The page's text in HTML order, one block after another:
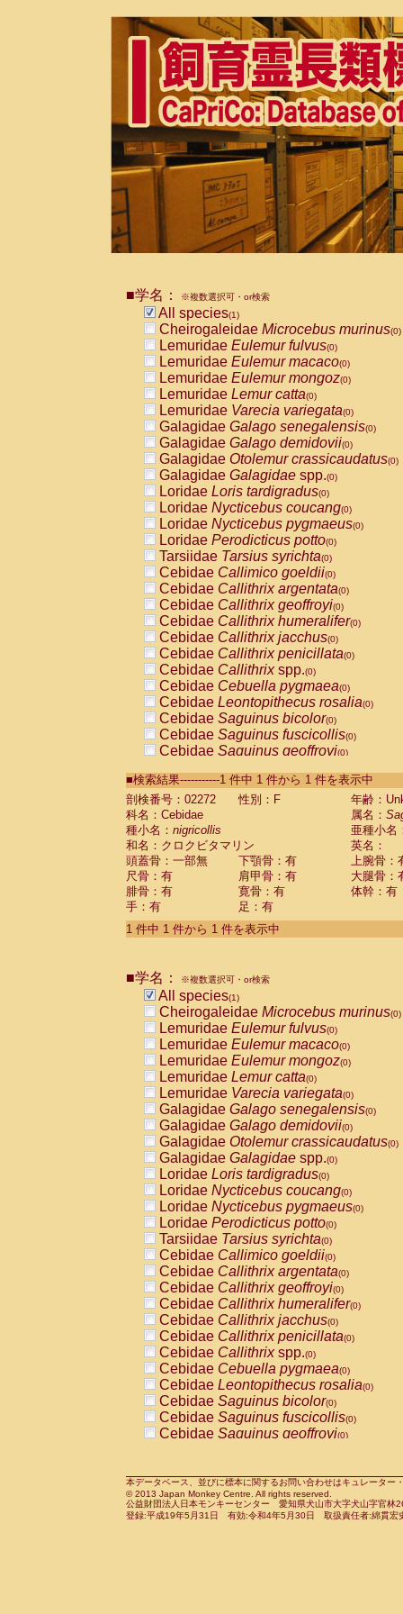
■学名： ※複数選択可・or検索
All species(1)
Cheirogaleidae Microcebus murinus(0)
Lemuridae Eulemur fulvus(0)
Lemuridae Eulemur macaco(0)
Lemuridae Eulemur mongoz(0)
Lemuridae Lemur catta(0)
Lemuridae Varecia variegata(0)
Galagidae Galago senegalensis(0)
Galagidae Galago demidovii(0)
Galagidae Otolemur crassicaudatus(0)
Galagidae Galagidae spp.(0)
Loridae Loris tardigradus(0)
Loridae Nycticebus coucang(0)
Loridae Nycticebus pygmaeus(0)
Loridae Perodicticus potto(0)
Tarsiidae Tarsius syrichta(0)
Cebidae Callimico goeldii(0)
Cebidae Callithrix argentata(0)
Cebidae Callithrix geoffroyi(0)
Cebidae Callithrix humeralifer(0)
Cebidae Callithrix jacchus(0)
Cebidae Callithrix penicillata(0)
Cebidae Callithrixspp.(0)
Cebidae Cebuella pygmaea(0)
Cebidae Leontopithecus rosalia(0)
Cebidae Saguinus bicolor(0)
Cebidae Saguinus fuscicollis(0)
Cebidae Saguinus geoffroyi(0)
CebidaeSaguinus labiatus(0)
Cebidae Saguinus leucopus (0)
Cebidae
CebidaeSaguinus mystax
CebidaeSaguinus nigricollis (1)
Cebidae Saguinus oedipus
Cebidae Saguinus weddelli
Cebidae Saguinusspp.
Cebidae Aotus trivirgatus
Cebidae Cebus albifrons
CebidaeCebus nigrivittatus
CebidaeCebus
CebidaeSaimiri boliviensis(0)
CebidaeSaimiri sciureus(0)
AtelidaeAlouatta caraya(0)
AtelidaeAlouatta fusca(0)
AtelidaeAlouatta seniculus
AtelidaeAlouattaspp.(0)
AtelidaeAteles belzebuth(0)
AtelidaeAteles geoffroyi(0)
AtelidaeAteles paniscus(0)
AtelidaeAtelesspp.(0)
Atelidae Lagothrix lagothricha
AtelidaeLagothrix lagothricha cana
PitheciidaeCacajao calvus
PitheciidaeCallicebus cupreus
PitheciidaeCallicebus donacophilus
PitheciidaeCallicebus moloch
PitheciidaeCallicebus torquatus
PitheciidaeCallicebusspp.(0)
PitheciidaeChiropotes satanas(0)
PitheciidaePithecia monachus
PitheciidaePithecia pithecia(0)
CercopithecidaeCercocebus agilis
CercopithecidaeCercocebus
CercopithecidaeCercocebus
CercopithecidaeCercocebus
CercopithecidaeCercocebus
CercopithecidaeCercocebushybrid
CercopithecidaePapio anubis(0)
CercopithecidaePapio cynocephalus
CercopithecidaePapio hamadryas(0)
■検索結果-----------1 件中 1 件から 1 件を表示中
剖検番号：02272
性別：F
年齢：
科名：Cebidae
属名：
種小名： nigricollis
亜種小名
和名：クロクビタマリン
英名：
頭蓋骨：一部無
下顎骨：有
上腕骨：
尺骨：有
肩甲骨：有
大腿骨：
腓骨：有
寛骨：有
体幹：有
手：有
足：有
1 件中 1 件から 1 件を表示中
■学名： ※複数選択可・or検索
All species(1)
Cheirogaleidae Microcebus murinus(0)
Lemuridae Eulemur fulvus(0)
Lemuridae Eulemur macaco(0)
Lemuridae Eulemur mongoz(0)
Lemuridae Lemur catta(0)
Lemuridae Varecia variegata(0)
Galagidae Galago senegalensis(0)
Galagidae Galago demidovii(0)
Galagidae Otolemur crassicaudatus(0)
Galagidae Galagidae spp.(0)
Loridae Loris tardigradus(0)
Loridae Nycticebus coucang(0)
Loridae Nycticebus pygmaeus(0)
Loridae Perodicticus potto(0)
Tarsiidae Tarsius syrichta(0)
Cebidae Callimico goeldii(0)
Cebidae Callithrix argentata(0)
Cebidae Callithrix geoffroyi(0)
Cebidae Callithrix humeralifer(0)
Cebidae Callithrix jacchus(0)
Cebidae Callithrix penicillata(0)
Cebidae Callithrixspp.(0)
Cebidae Cebuella pygmaea(0)
Cebidae Leontopithecus rosalia(0)
Cebidae Saguinus bicolor(0)
Cebidae Saguinus fuscicollis(0)
Cebidae Saguinus geoffroyi(0)
CebidaeSaguinus leucopus(0)
CebidaeSaguinus midas(0)
Cebidae Saguinus mystax(0)
本データベース、並びに標本に関するお問い合わせはキュレータ
© 2013 Japan Monkey Centre. All rights reserved.
公益財団法人日本モンキーセンター 愛知県犬山市大字犬山字官
登録:平成19年5月31日 有効:令和4年5月30日 取扱責任者:綿貫宏